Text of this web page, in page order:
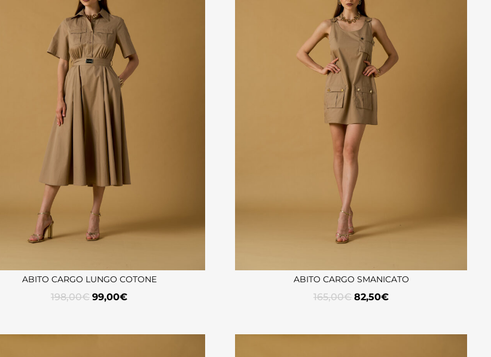
ABITO CARGO LUNGO COTONE
198,00€ 99,00€
ABITO CARGO SMANICATO
165,00€ 82,50€